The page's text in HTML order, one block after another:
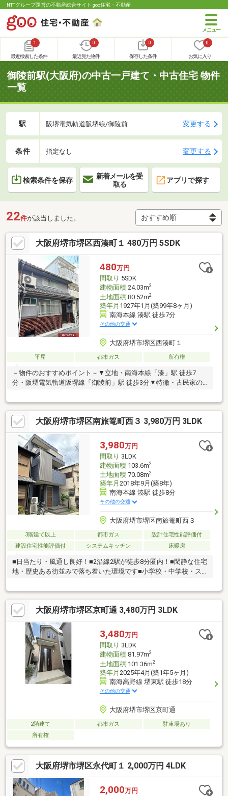
NTTグループ運営の不動産総合サイト goo住宅・不動産
1
最近検索した条件
0
最近見た物件
0
保存した条件
0
お気に入り
御陵前駅(大阪府)の中古一戸建て・中古住宅 物件
一覧
駅 阪堺電気軌道阪堺線/御陵前 変更する
条件 指定なし 変更する
検索条件を保存
新着メールを受
取る
アプリで探す
22件が該当しました。
大阪府堺市堺区西湊町１ 480万円 5SDK
480万円
間取り 5SDK
建物面積24.03m2
土地面積80.52m2
築年月 1927年1月(築99年8ヶ月)
南海本線 湊駅 徒歩7分
その他の交通
大阪府堺市堺区西湊町１
平屋 都市ガス 所有権
－物件のおすすめポイント－▼立地・南海本線「湊」駅 徒歩7
分・阪堺電気軌道阪堺線「御陵前」駅 徒歩3分▼特徴・古民家の
スーパー「日之出屋御陵前店」徒歩2分(約150m)・新湊小学校 徒
歩7分(約540m)※1階の一部(面積箇所不明)及び2階部分(約20.25平
米、テープ測量による)が増築未登記※再建築時には隣接住戸との
協議が必要※契約不適合責任免責※容積率は前面道路幅員により
160％に制限■ ご希望の住まい探しをお手伝いします
━━━━━・・・物件の詳細・ご相談はお気軽にお問い合わせく
ださい。
大阪府堺市堺区南旅篭町西３ 3,980万円 3LDK
3,980万円
間取り 3LDK
建物面積103.6m2
土地面積70.08m2
築年月 2018年9月(築8年)
南海本線 湊駅 徒歩8分
その他の交通
大阪府堺市堺区南旅篭町西３
3階建て以上 都市ガス
設計住宅性能評価付
建設住宅性能評価付
システムキッチン 床暖房
■日当たり・風通し良好！■2沿線2駅が徒歩8分圏内！■閑静な住宅
地・歴史ある街並みで落ち着いた環境です■小学校・中学校・ス
で、収納充実しています■宅配BOX付■1階・2階で電動シャッター
3ヶ所付■室内きれいにお使いです＼ストックヘーベルハウスのお
すすめポイント／①60年以上耐用の構造躯体②耐火・断熱・耐
久・遮音・調湿に優れたALCコンクリート＝ヘーベルを使用③リ
フォームしやすい設計対応性④明確なメンテナンスプログラム
⑤旭化成ホームズによる60年無償定期点検も継承※土地面積に
は、道路部分約5.3㎡を含みます
大阪府堺市堺区京町通 3,480万円 3LDK
3,480万円
間取り 3LDK
建物面積81.97m2
土地面積101.36m2
築年月 2025年4月(築1年5ヶ月)
南海高野線 堺東駅 徒歩18分
その他の交通
大阪府堺市堺区京町通
2階建て 都市ガス
駐車場あり
所有権
大阪府堺市堺区永代町１ 2,000万円 4LDK
2,000万円